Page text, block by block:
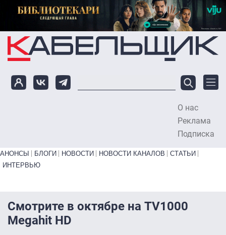
Перейти к основному содержанию
О нас
Реклама
Подписка
Primary links bottom
АНОНСЫ БЛОГИ НОВОСТИ НОВОСТИ КАНАЛОВ
СТАТЬИ
ИНТЕРВЬЮ
Смотрите в октябре на TV1000
Megahit HD